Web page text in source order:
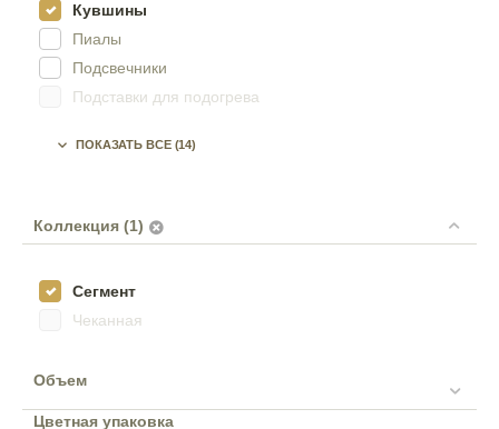
Кувшины
Пиалы
Подсвечники
Подставки для подогрева
Френч-прессы
 ПОКАЗАТЬ ВСЕ(14)
Коллекция (1)
Сегмент
Чеканная
Объем
Цветная упаковка